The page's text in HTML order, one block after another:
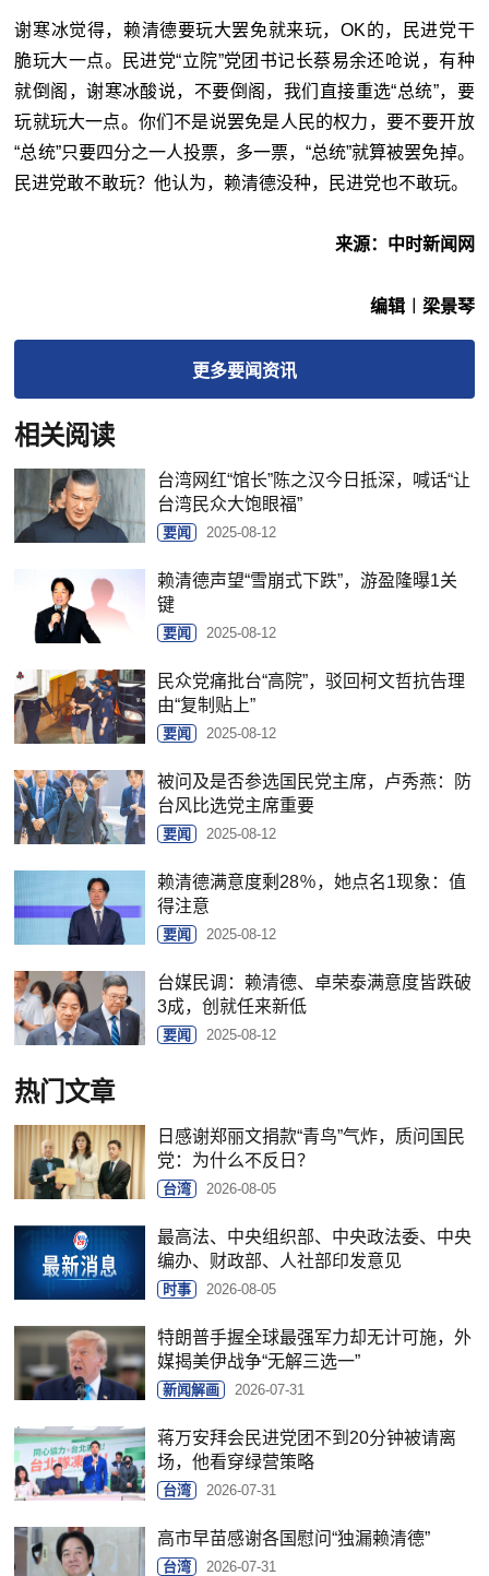
谢寒冰觉得，赖清德要玩大罢免就来玩，OK的，民进党干
脆玩大一点。民进党“立院”党团书记长蔡易余还呛说，有种
就倒阁，谢寒冰酸说，不要倒阁，我们直接重选“总统”，要
玩就玩大一点。你们不是说罢免是人民的权力，要不要开放
“总统”只要四分之一人投票，多一票，“总统”就算被罢免掉。
民进党敢不敢玩？他认为，赖清德没种，民进党也不敢玩。
来源：中时新闻网
编辑︱梁景琴
更多要闻资讯
相关阅读
台湾网红“馆长”陈之汉今日抵深，喊话“让
台湾民众大饱眼福”
要闻 2025-08-12
赖清德声望“雪崩式下跌”，游盈隆曝1关
键
要闻 2025-08-12
民众党痛批台“高院”，驳回柯文哲抗告理
由“复制贴上”
要闻 2025-08-12
被问及是否参选国民党主席，卢秀燕：防
台风比选党主席重要
要闻 2025-08-12
赖清德满意度剩28％，她点名1现象：值
得注意
要闻 2025-08-12
台媒民调：赖清德、卓荣泰满意度皆跌破
3成，创就任来新低
要闻 2025-08-12
热门文章
日感谢郑丽文捐款“青鸟”气炸，质问国民
党：为什么不反日？
台湾 2026-08-05
最高法、中央组织部、中央政法委、中央
编办、财政部、人社部印发意见
时事 2026-08-05
特朗普手握全球最强军力却无计可施，外
媒揭美伊战争“无解三选一”
新闻解画 2026-07-31
蒋万安拜会民进党团不到20分钟被请离
场，他看穿绿营策略
台湾 2026-07-31
高市早苗感谢各国慰问“独漏赖清德”
台湾 2026-07-31